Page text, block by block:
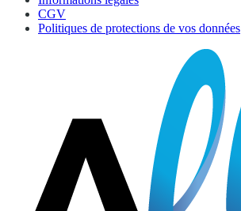
CGV
Politiques de protections de vos données